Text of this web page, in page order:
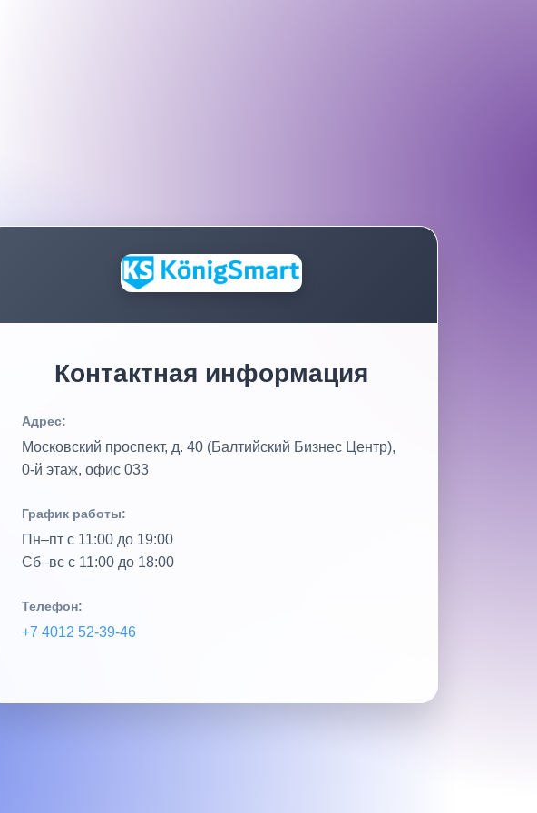
Контактная информация
Адрес:
Московский проспект, д. 40 (Балтийский Бизнес Центр),
0‑й этаж, офис 033
График работы:
Пн–пт с 11:00 до 19:00
Сб–вс с 11:00 до 18:00
Телефон:
+7 4012 52‑39‑46